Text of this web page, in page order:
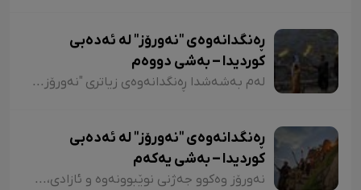
ڕەنگدانەوەی "نەورۆز" لە ئەدەبی
کوردیدا – بەشی دووەم
لەم بەشەشدا ڕەنگدانەوەی زیاتری "نەورۆز" لە شیعر و دەقی کوردیدا دەخەینەڕوو. هەروەها پێویستە ئاماژەش بەوە بکەم کە وێڕای ئەوەی لەم وتارەدا ڕەنگدانەوەی "نەورۆز" لە ئەدەبی کوردیدا دەبینین، ئاوڕێکیش لە شاعیران و نووسەرانمان دەدەینەوە کە بەداخەوە ناوی هەندێکیان بە فەرامۆشی سپێردراون.
ڕەنگدانەوەی "نەورۆز" لە ئەدەبی
کوردیدا – بەشی یەکەم
نەورۆز وەکوو جەژنی نوێبوونەوە و ئازادی، لە ئەدەبی کوردیدا و لەلای شاعیران و نووسەرانی کورد، هەمیشە جێی بایەخ و تێڕامان بووە. شاعیران و نووسەرانی کورد وەکوو دیوێکی جوانی و دەرچەیەکی ئازادی و هێمای ڕزگاریی نەتەوەیی، نەورۆزیان لەنێو شیعر و دەقەکەیاندا بەکار هێناوە. ئەم بابەتەش دەگەڕێتەوە بۆ گرێدراویی حاشاهەڵنەگری کورد و کوردستان بە نەورۆزەوە